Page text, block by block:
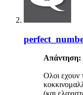
Απάντηση:
Ολοι εχουν